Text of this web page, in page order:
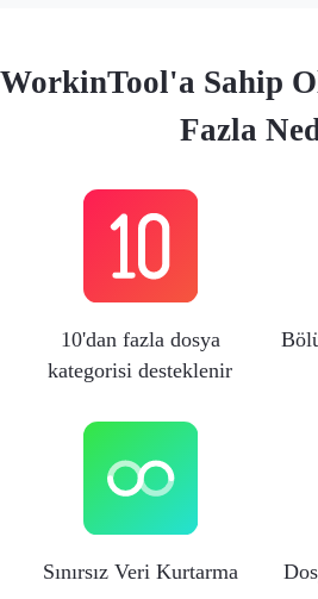
WorkinTool'a Sahip
Fazla
10'dan fazla dosya
kategorisi desteklenir
Sınırsız Veri Kurtarma